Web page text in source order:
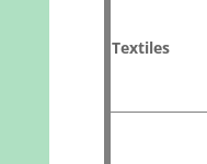
Textiles